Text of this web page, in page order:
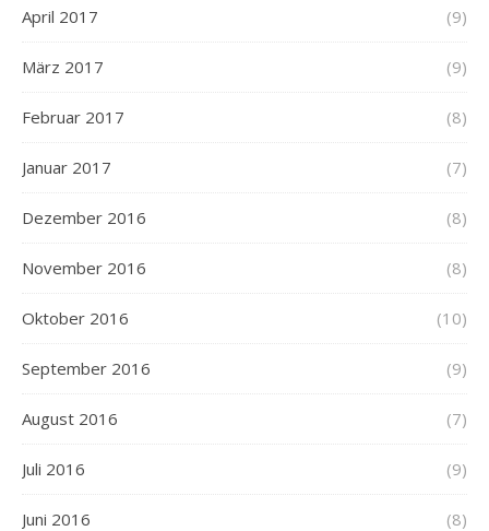
April 2017 (9)
März 2017 (9)
Februar 2017 (8)
Januar 2017 (7)
Dezember 2016 (8)
November 2016 (8)
Oktober 2016 (10)
September 2016 (9)
August 2016 (7)
Juli 2016 (9)
Juni 2016 (8)